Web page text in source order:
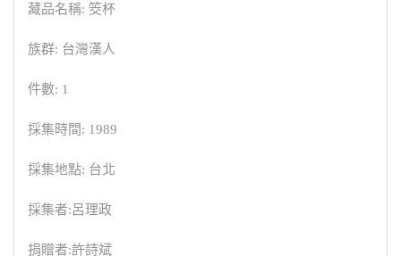
藏品名稱: 筊杯
族群: 台灣漢人
件數: 1
採集時間: 1989
採集地點: 台北
採集者:呂理政
捐贈者:許詩斌